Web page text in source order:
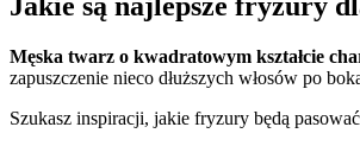
Męska twarz o kwadratowym kształcie
zapuszczenie nieco dłuższych włosów po
Szukasz inspiracji, jakie fryzury będą